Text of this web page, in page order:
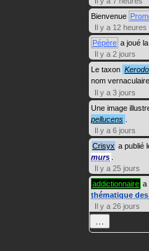
Bienvenue
Il y a 12 heures
Pépère a joué
Il y a 2 jours
Le taxon
nom vernaculaire
Il y a 3 jours
Une image
pellucens
Il y a 6 jours
Crisyx a publié
murs
Il y a 25 jours
addictionnaire a
thématique
Il y a 26 jours